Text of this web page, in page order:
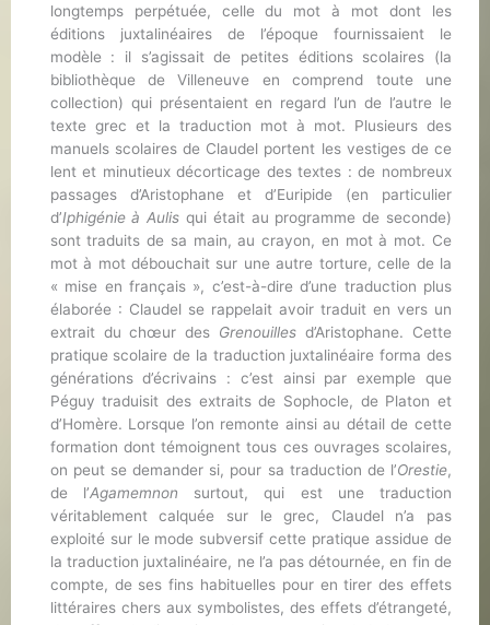
longtemps perpétuée, celle du mot à mot dont les
éditions juxtalinéaires de l’époque fournissaient le
modèle : il s’agissait de petites éditions scolaires (la
bibliothèque de Villeneuve en comprend toute une
collection) qui présentaient en regard l’un de l’autre le
texte grec et la traduction mot à mot. Plusieurs des
manuels scolaires de Claudel portent les vestiges de ce
lent et minutieux décorticage des textes : de nombreux
passages d’Aristophane et d’Euripide (en particulier
d’Iphigénie à Aulis qui était au programme de seconde)
sont traduits de sa main, au crayon, en mot à mot. Ce
mot à mot débouchait sur une autre torture, celle de la
« mise en français », c’est-à-dire d’une traduction plus
élaborée : Claudel se rappelait avoir traduit en vers un
extrait du chœur des Grenouillesd’Aristophane. Cette
pratique scolaire de la traduction juxtalinéaire forma des
générations d’écrivains : c’est ainsi par exemple que
Péguy traduisit des extraits de Sophocle, de Platon et
d’Homère. Lorsque l’on remonte ainsi au détail de cette
formation dont témoignent tous ces ouvrages scolaires,
on peut se demander si, pour sa traduction de l’Orestie,
de l’Agamemnon surtout, qui est une traduction
véritablement calquée sur le grec, Claudel n’a pas
exploité sur le mode subversif cette pratique assidue de
la traduction juxtalinéaire, ne l’a pas détournée, en fin de
compte, de ses fins habituelles pour en tirer des effets
littéraires chers aux symbolistes, des effets d’étrangeté,